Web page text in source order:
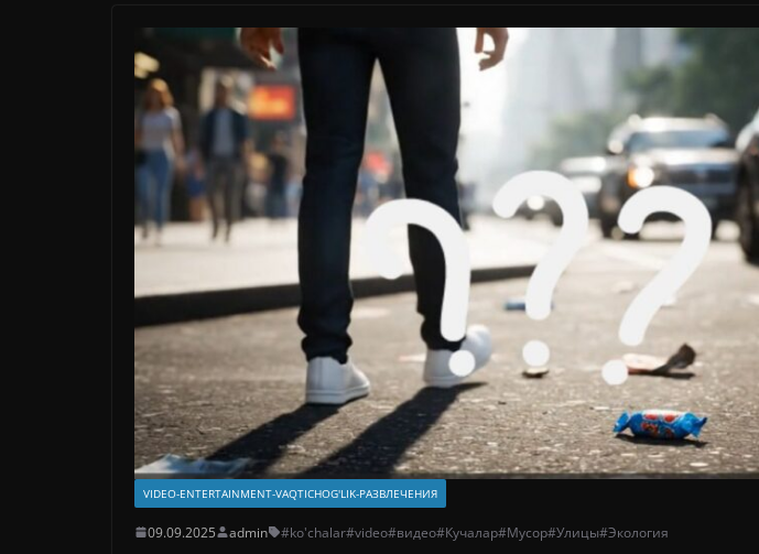
VIDEO-ENTERTAINMENT-VAQTICHOG'LIK-РАЗВЛЕЧЕНИЯ
09.09.2025 admin #ko'chalar#video#видео#Кучалар#Мусор#Улицы#Экология